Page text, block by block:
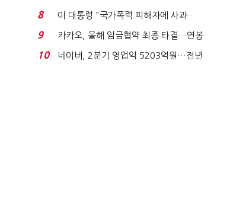
금 폭탄' 우려...
8
이 대통령 "국가폭력 피해자에 사과…
적극적 조사로 진...
9
카카오, 올해 임금협약 최종 타결…연봉
6.3% 인상·격려...
10
네이버, 2분기 영업익 5203억원…전년